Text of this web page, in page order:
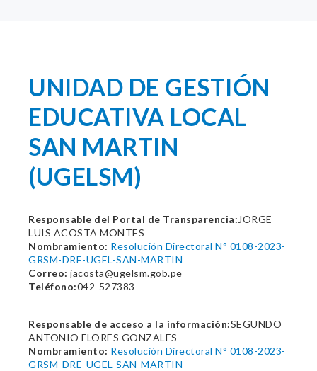
UNIDAD DE GESTIÓN
EDUCATIVA LOCAL
SAN MARTIN
(UGELSM)
Responsable del Portal de Transparencia: JORGE
LUIS ACOSTA MONTES
Nombramiento: Resolución Directoral N° 0108-2023-
GRSM-DRE-UGEL-SAN-MARTIN
Correo: jacosta@ugelsm.gob.pe
Teléfono:042-527383
Responsable de acceso a la información:SEGUNDO
ANTONIO FLORES GONZALES
Nombramiento: Resolución Directoral N° 0108-2023-
GRSM-DRE-UGEL-SAN-MARTIN